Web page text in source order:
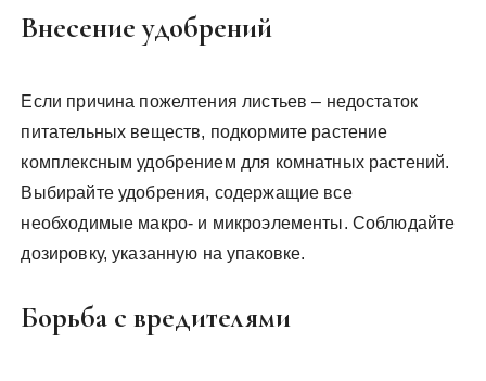
Внесение удобрений
Если причина пожелтения листьев – недостаток
питательных веществ, подкормите растение
комплексным удобрением для комнатных растений.
Выбирайте удобрения, содержащие все
необходимые макро- и микроэлементы. Соблюдайте
дозировку, указанную на упаковке.
Борьба с вредителями